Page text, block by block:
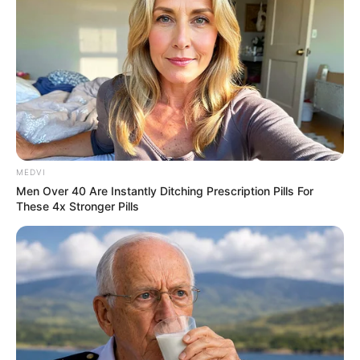
MEDVI
Men Over 40 Are Instantly Ditching Prescription Pills For
These 4x Stronger Pills